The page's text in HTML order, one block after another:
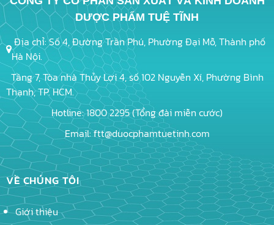
DƯỢC PHẨM TUỆ TĨNH
Địa chỉ: Số 4, Đường Trần Phú, Phường Đại Mỗ, Thành phố
Hà Nội.
Tầng 7, Tòa nhà Thủy Lợi 4, số 102 Nguyễn Xí, Phường Bình
Thạnh, TP. HCM.
Hotline: 1800 2295 (Tổng đài miễn cước)
Email: ftt@duocphamtuetinh.com
VỀ CHÚNG TÔI
Giới thiệu